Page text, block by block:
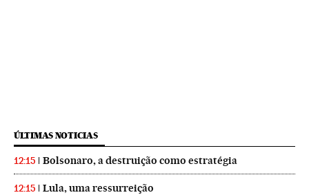
ÚLTIMAS NOTICIAS
12:15 Bolsonaro, a destruição como estratégia
12:15 Lula, uma ressurreição